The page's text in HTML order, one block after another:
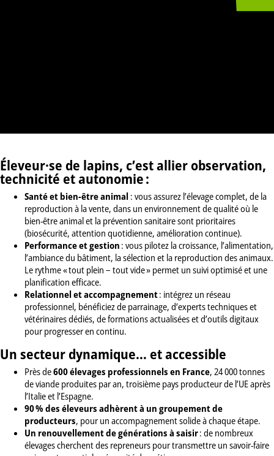
Éleveur·se de lapins, c’est allier observation,
technicité et autonomie :
Santé et bien-être animal : vous assurez l’élevage complet, de la
reproduction à la vente, dans un environnement de qualité où le
bien-être animal et la prévention sanitaire sont prioritaires
(biosécurité, attention quotidienne, amélioration continue).
Performance et gestion : vous pilotez la croissance, l’alimentation,
l’ambiance du bâtiment, la sélection et la reproduction des animaux.
Le rythme « tout plein – tout vide » permet un suivi optimisé et une
planification efficace.
Relationnel et accompagnement: intégrez un réseau
professionnel, bénéficiez de parrainage, d’experts techniques et
vétérinaires dédiés, de formations actualisées et d’outils digitaux
pour progresser en continu.
Un secteur dynamique… et accessible
Près de600 élevages professionnels en France, 24 000 tonnes
de viande produites par an, troisième pays producteur de l’UE après
l’Italie et l’Espagne.
90 % des éleveurs adhèrent à un groupement de
producteurs, pour un accompagnement solide à chaque étape.
Un renouvellement de générations à saisir: de nombreux
élevages cherchent des repreneurs pour transmettre un savoir-faire